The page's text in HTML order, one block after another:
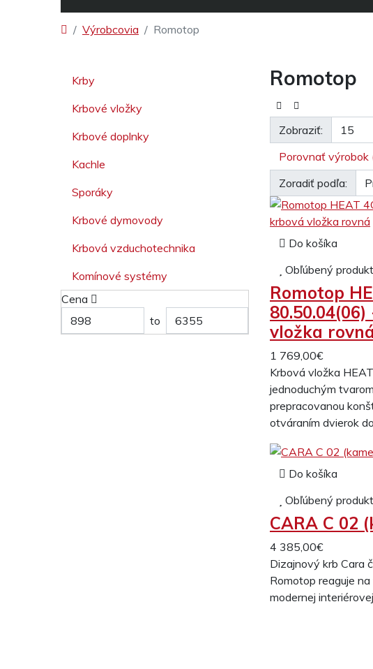
Výrobcovia Romotop
Krby
Krbové vložky
Krbové doplnky
Kachle
Sporáky
Krbové dymovody
Krbová vzduchotechnika
Komínové systémy
Cena
to
Romotop
Zobraziť:
Porovnať výrobok
Zoradiť podľa:
Do košíka
Obľúbený produkt
Romotop
vložka rovná
1 769,00€
Krbová vložka
jednoduchým
prepracovanou
otváraním dvierok
Do košíka
Obľúbený produkt
CARA C 02
4 385,00€
Dizajnový krb Cara
Romotop reaguje
modernej